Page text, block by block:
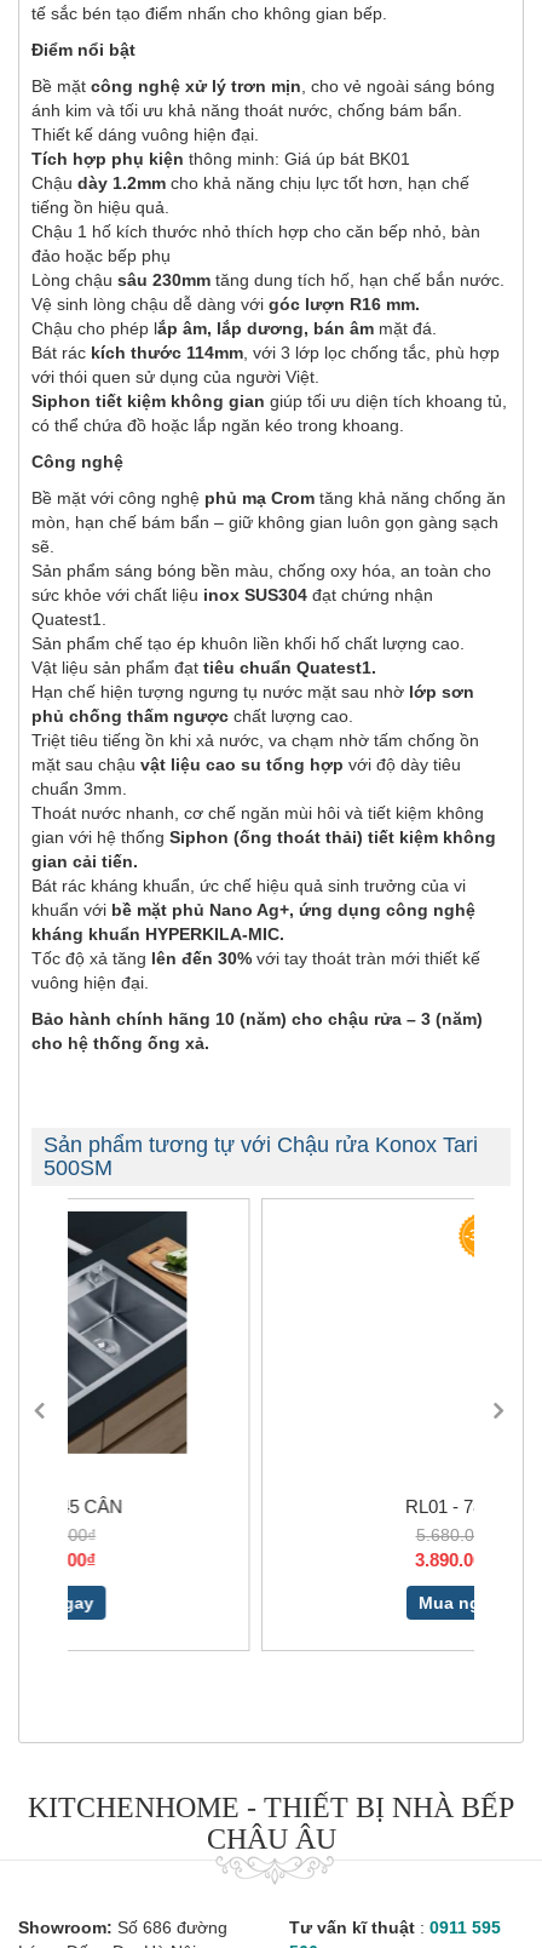
tế sắc bén tạo điểm nhấn cho không gian bếp.
Điểm nổi bật
Bề mặt công nghệ xử lý trơn mịn , cho vẻ ngoài sáng bóng
ánh kim và tối ưu khả năng thoát nước, chống bám bẩn.
Thiết kế dáng vuông hiện đại.
Tích hợp phụ kiện thông minh: Giá úp bát BK01
Chậu dày 1.2mm cho khả năng chịu lực tốt hơn, hạn chế
tiếng ồn hiệu quả.
Chậu 1 hố kích thước nhỏ thích hợp cho căn bếp nhỏ, bàn
đảo hoặc bếp phụ
Lòng chậu sâu 230mm tăng dung tích hố, hạn chế bắn nước.
Vệ sinh lòng chậu dễ dàng với góc lượn R16 mm.
Chậu cho phép lắp âm, lắp dương, bán âm mặt đá.
Bát rác kích thước 114mm , với 3 lớp lọc chống tắc, phù hợp
với thói quen sử dụng của người Việt.
Siphon tiết kiệm không gian giúp tối ưu diện tích khoang tủ,
có thể chứa đồ hoặc lắp ngăn kéo trong khoang.
Công nghệ
Bề mặt với công nghệ phủ mạ Crom tăng khả năng chống ăn
mòn, hạn chế bám bẩn – giữ không gian luôn gọn gàng sạch
sẽ.
Sản phẩm sáng bóng bền màu, chống oxy hóa, an toàn cho
sức khỏe với chất liệu inox SUS304 đạt chứng nhận
Quatest1.
Sản phẩm chế tạo ép khuôn liền khối hố chất lượng cao.
Vật liệu sản phẩm đạt tiêu chuẩn Quatest1.
Hạn chế hiện tượng ngưng tụ nước mặt sau nhờ lớp sơn
phủ chống thấm ngược chất lượng cao.
Triệt tiêu tiếng ồn khi xả nước, va chạm nhờ tấm chống ồn
mặt sau chậu vật liệu cao su tổng hợp với độ dày tiêu
chuẩn 3mm.
Thoát nước nhanh, cơ chế ngăn mùi hôi và tiết kiệm không
gian với hệ thống Siphon (ống thoát thải) tiết kiệm không
gian cải tiến.
Bát rác kháng khuẩn, ức chế hiệu quả sinh trưởng của vi
khuẩn với bề mặt phủ Nano Ag+, ứng dụng công nghệ
kháng khuẩn HYPERKILA-MIC.
Tốc độ xả tăng lên đến 30% với tay thoát tràn mới thiết kế
vuông hiện đại.
Bảo hành chính hãng 10 (năm) cho chậu rửa – 3 (năm)
cho hệ thống ống xả.
Sản phẩm tương tự với Chậu rửa Konox Tari
500SM
KITCHENHOME - THIẾT BỊ NHÀ BẾP
CHÂU ÂU
Showroom: Số 686 đường
Tư vấn kĩ thuật : 0911 595